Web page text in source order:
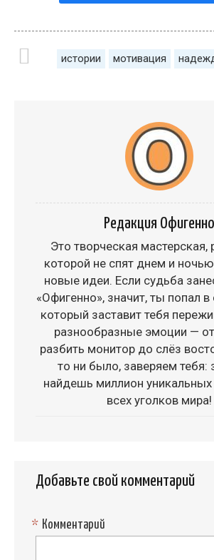
истории мотивация
Редакция Офигенно
Это творческая мастерская,
которой не спят днем и
новые идеи. Если судьба
«Офигенно», значит, ты попал
который заставит тебя
разнообразные эмоции —
разбить монитор до слёз
то ни было, заверяем тебя:
найдешь миллион уникальных
всех уголков мира!
Добавьте свой комментарий
Комментарий
*